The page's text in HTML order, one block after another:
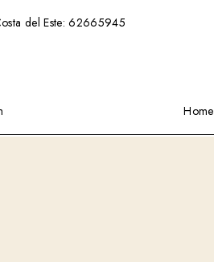
del Este: 62665945
Home